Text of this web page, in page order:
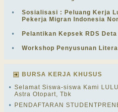
•
Sosialisasi : Peluang Kerja
Pekerja Migran Indonesia
• Pelantikan Kepsek RDS Deta
• Workshop Penyusunan
BURSA KERJA KHUSUS
• Selamat Siswa-siswa Kami
Astra Otopart, Tbk
•
PENDAFTARAN